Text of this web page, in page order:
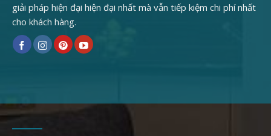
giải pháp hiện đại hiện đại nhất mà vẫn tiếp kiệm chi phí nhất
cho khách hàng.